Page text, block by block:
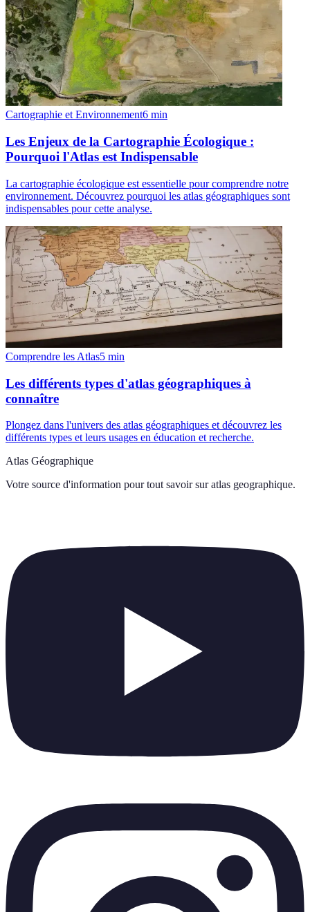
Cartographie et Environnement6 min
Les Enjeux de la Cartographie Écologique :
Pourquoi l'Atlas est Indispensable
La cartographie écologique est essentielle pour comprendre notre
environnement. Découvrez pourquoi les atlas géographiques sont
indispensables pour cette analyse.
Comprendre les Atlas5 min
Les différents types d'atlas géographiques à
connaître
Plongez dans l'univers des atlas géographiques et découvrez les
différents types et leurs usages en éducation et recherche.
Atlas Géographique
Votre source d'information pour tout savoir sur atlas geographique.